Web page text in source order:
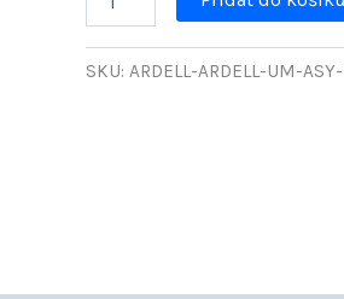
um.řasy
6
SKU: ARDELL-ARDELL-UM-